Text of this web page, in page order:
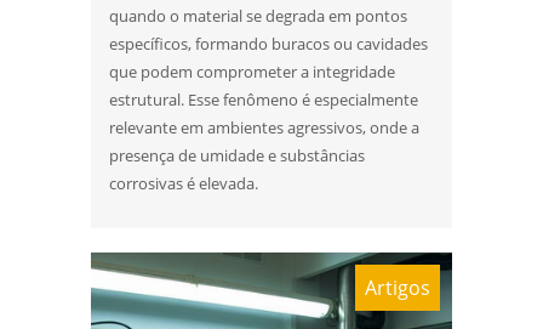
Laboratório de ensaios mecânicos e
materiais
Laboratório de ensaios mecânicos e
metalográficos
Laboratório de ensaios mecânicos sp
Laboratório metalográfico
Laboratório metalúrgico
quando o material se degrada em pontos
específicos, formando buracos ou cavidades
que podem comprometer a integridade
estrutural. Esse fenômeno é especialmente
relevante em ambientes agressivos, onde a
presença de umidade e substâncias
corrosivas é elevada.
Artigos